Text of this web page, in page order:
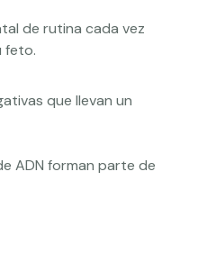
de rutina cada vez
feto.
que llevan un
ADN forman parte de